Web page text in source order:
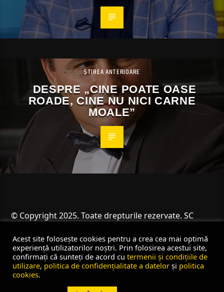
ȘTIREA ANTERIOARE
DESPRE „CINE POATE OASE
ROADE, CINE NU NICI CARNE
MOALE”
© Copyright 2025. Toate drepturile rezervate. SC
Acest site folosește cookies pentru a crea cea mai optimă
experiență utilizatorilor noștri. Prin folosirea acestui site,
confirmați că sunteți de acord cu termenii și condițiile de
utilizare, politica de confidențialitate a datelor și politica
cookies.